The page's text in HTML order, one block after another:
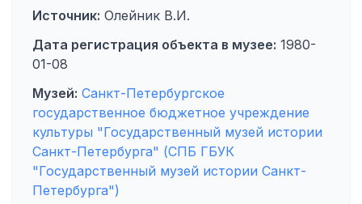
Источник: Олейник В.И.
Дата регистрация объекта в музее: 1980-
01-08
Музей: Санкт-Петербургское
государственное бюджетное учреждение
культуры "Государственный музей истории
Санкт-Петербурга" (СПБ ГБУК
"Государственный музей истории Санкт-
Петербурга")